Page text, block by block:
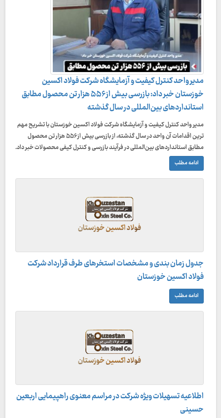
مدیر واحد کنترل کیفیت و آزمایشگاه شرکت فولاد اکسین
خوزستان خبر داد: بازرسی بیش از ۵۵۶ هزار تن محصول مطابق
استانداردهای بین‌المللی در سال گذشته
مدیر واحد کنترل کیفیت و آزمایشگاه شرکت فولاد اکسین خوزستان با تشریح مهم‌
ترین اقدامات آن واحد در سال گذشته، از بازرسی بیش از ۵۵۶ هزار تن محصول
مطابق استانداردهای بین‌المللی در فرآیند بازرسی و کنترل کیفی محصولات خبر داد.
ادامه مطلب
جدول زمان بندی و مشخصات استخرهای طرف قرارداد شرکت
فولاد اکسین خوزستان
ادامه مطلب
اطلاعیه تسهیلات ویژه شرکت در مراسم معنوی راهپیمایی اربعین
حسینی